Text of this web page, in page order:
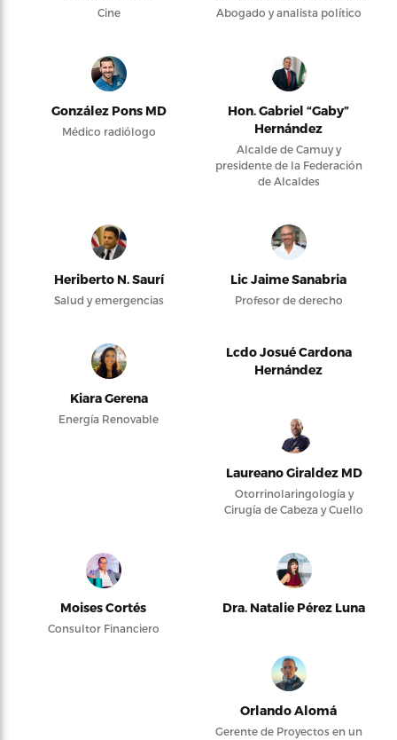
Cine Abogado y analista político
González Pons MD
Médico radiólogo
Hon. Gabriel “Gaby”
Hernández
Alcalde de Camuy y
presidente de la Federación
de Alcaldes
Heriberto N. Saurí
Salud y emergencias
Lic Jaime Sanabria
Profesor de derecho
Kiara Gerena
Energía Renovable
Lcdo Josué Cardona
Hernández
Laureano Giraldez MD
Otorrinolaringología y
Cirugía de Cabeza y Cuello
Moises Cortés
Consultor Financiero
Dra. Natalie Pérez Luna
Orlando Alomá
Gerente de Proyectos en un